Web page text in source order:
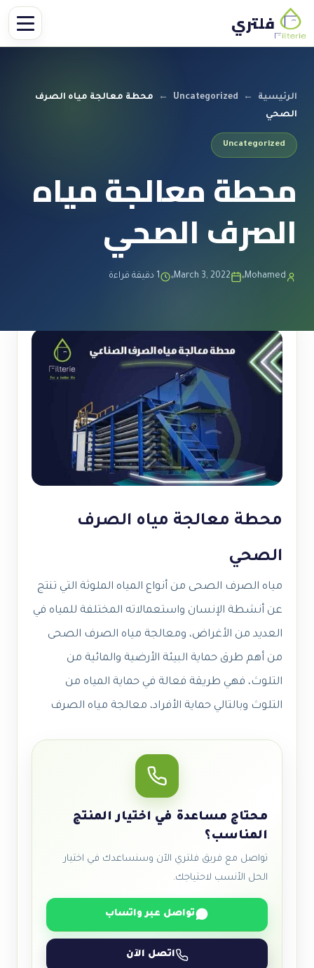
فلتري
الرئيسية ←
Uncategorized
←
محطة معالجة مياه الصرف
الصحي
Uncategorized
محطة معالجة مياه
الصرف الصحي
Mohamed
March 3, 2022 1 دقيقة قراءة
محطة معالجة مياه الصرف
الصحي
مياه الصرف الصحى من أنواع المياه الملوثة التي تنتج
عن أنشطة الإنسان واستعمالاته المختلفة للمياه في
العديد من الأغراض، ومعالجة مياه الصرف الصحى
من أهم طرق حماية البيئة الأرضية والمائية من
التلوث، فهي طريقة فعالة في حماية المياه من
التلوث وبالتالي حماية الأفراد، معالجة مياه الصرف
محتاج مساعدة في اختيار المنتج
المناسب؟
تواصل مع فريق فلتري الآن وسنساعدك في اختيار
الحل الأنسب لاحتياجك.
تواصل عبر واتساب
اتصل الآن